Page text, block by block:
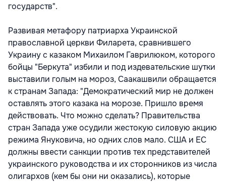
государств".
Развивая метафору патриарха Украинской
православной церкви Филарета, сравнившего
Украину с казаком Михаилом Гаврилюком, которого
бойцы "Беркута" избили и под издевательские шутки
выставили голым на мороз, Саакашвили обращается
к странам Запада: "Демократический мир не должен
оставлять этого казака на морозе. Пришло время
действовать. Что можно сделать? Правительства
стран Запада уже осудили жестокую силовую акцию
режима Януковича, но одних слов мало. США и ЕС
должны ввести санкции против тех представителей
украинского руководства и их сторонников из числа
олигархов (кем бы они ни оказались), которые